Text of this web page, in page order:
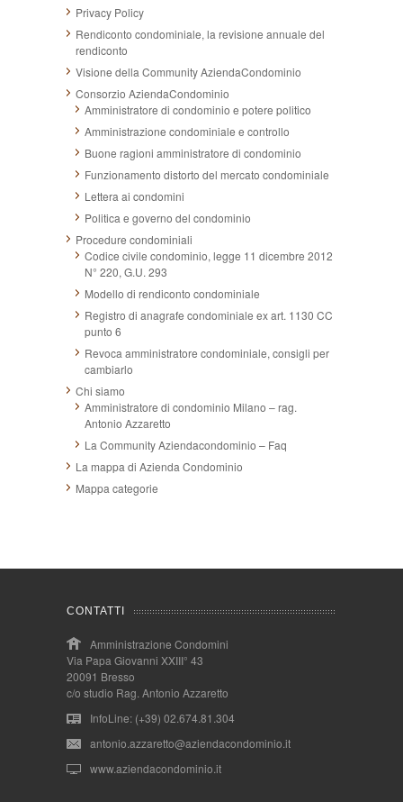
Privacy Policy
Rendiconto condominiale, la revisione annuale del
rendiconto
Visione della Community AziendaCondominio
Consorzio AziendaCondominio
Amministratore di condominio e potere politico
Amministrazione condominiale e controllo
Buone ragioni amministratore di condominio
Funzionamento distorto del mercato condominiale
Lettera ai condomini
Politica e governo del condominio
Procedure condominiali
Codice civile condominio, legge 11 dicembre 2012
N° 220, G.U. 293
Modello di rendiconto condominiale
Registro di anagrafe condominiale ex art. 1130 CC
punto 6
Revoca amministratore condominiale, consigli per
cambiarlo
Chi siamo
Amministratore di condominio Milano – rag.
Antonio Azzaretto
La Community Aziendacondominio – Faq
La mappa di Azienda Condominio
Mappa categorie
CONTATTI
Amministrazione Condomini
Via Papa Giovanni XXIII° 43
20091 Bresso
c/o studio Rag. Antonio Azzaretto
InfoLine: (+39) 02.674.81.304
antonio.azzaretto@aziendacondominio.it
www.aziendacondominio.it